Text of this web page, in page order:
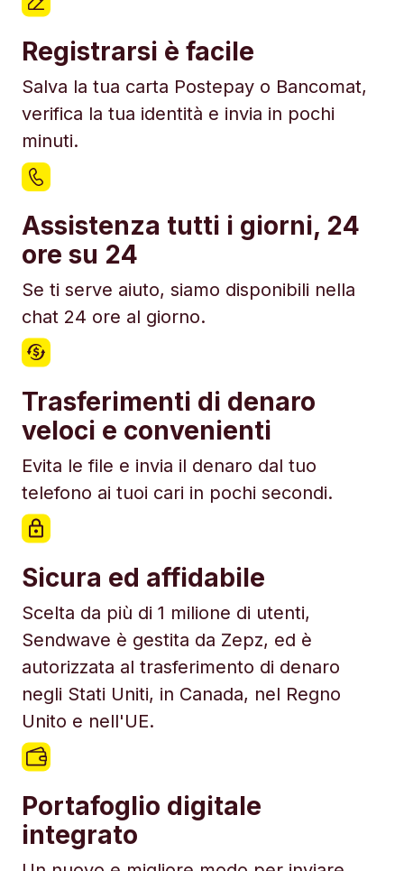
Registrarsi è facile
Salva la tua carta Postepay o Bancomat,
verifica la tua identità e invia in pochi
minuti.
Assistenza tutti i giorni, 24
ore su 24
Se ti serve aiuto, siamo disponibili nella
chat 24 ore al giorno.
Trasferimenti di denaro
veloci e convenienti
Evita le file e invia il denaro dal tuo
telefono ai tuoi cari in pochi secondi.
Sicura ed affidabile
Scelta da più di 1 milione di utenti,
Sendwave è gestita da Zepz, ed è
autorizzata al trasferimento di denaro
negli Stati Uniti, in Canada, nel Regno
Unito e nell'UE.
Portafoglio digitale
integrato